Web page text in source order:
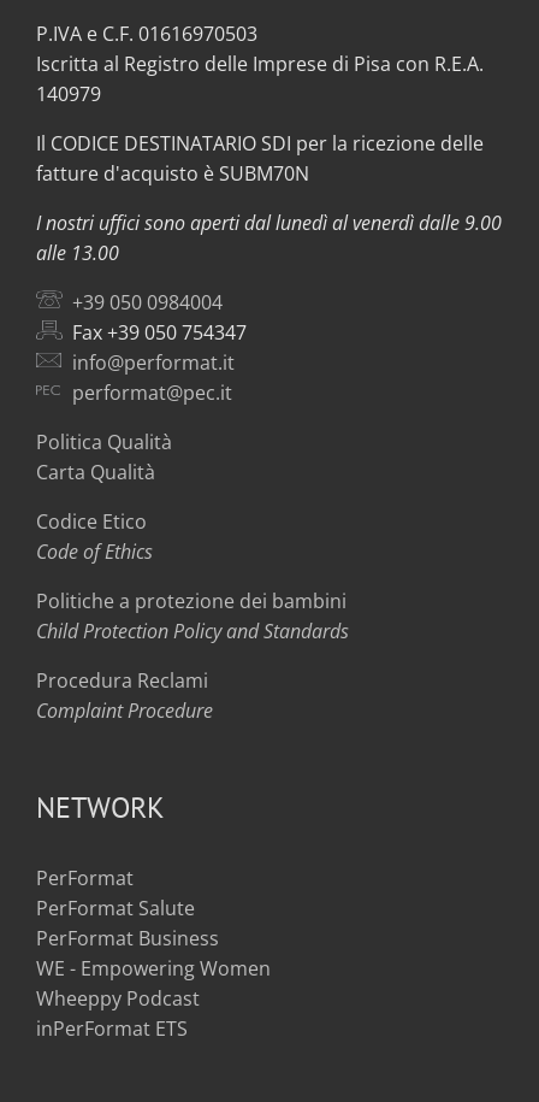
P.IVA e C.F. 01616970503
Iscritta al Registro delle Imprese di Pisa con R.E.A.
140979
Il CODICE DESTINATARIO SDI per la ricezione delle
fatture d'acquisto è SUBM70N
I nostri uffici sono aperti dal lunedì al venerdì dalle 9.00
alle 13.00
+39 050 0984004
Fax +39 050 754347
info@performat.it
performat@pec.it
Politica Qualità
Carta Qualità
Codice Etico
Code of Ethics
Politiche a protezione dei bambini
Child Protection Policy and Standards
Procedura Reclami
Complaint Procedure
NETWORK
PerFormat
PerFormat Salute
PerFormat Business
WE - Empowering Women
Wheeppy Podcast
inPerFormat ETS